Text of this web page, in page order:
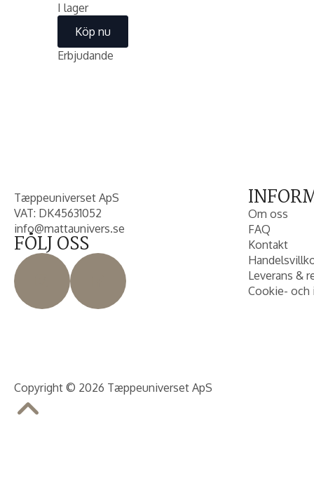
I lager
Köp nu
Erbjudande
Tæppeuniverset ApS
VAT: DK45631052
info@mattaunivers.se
FÖLJ OSS
Om oss
FAQ
Kontakt
Leverans &
Cookie-
Copyright © 2026 Tæppeuniverset ApS